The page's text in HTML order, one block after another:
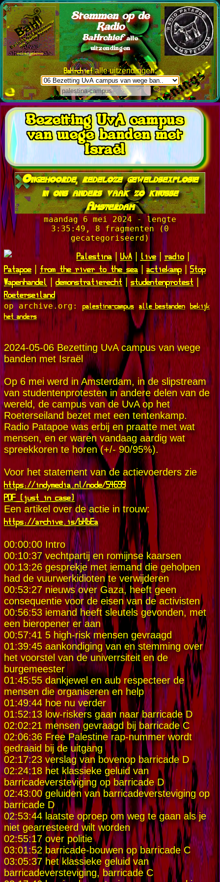
Stemmen op de
Radio
BaHrchief alle
uitzendingen
BaHrchiefalle uitzendingen:
Bezetting UvA campus
van wege banden met
Israël
Ongehoorde, redeloze geweldsexplosie
in ons anders vaak zo knusse
Amsterdam
maandag 6 mei 2024 - lengte
3:35:49, 8 fragmenten (0
gecategoriseerd)
Palestina|UvA| live|radio|
Patapoe| from the river to the sea | actiekamp| Stop
Wapenhandel
demonstratierecht|studentenprotest
Roeterseiland
op archive.org: palestina-campus alle bestanden bekijk
het anders
2024-05-06 Bezetting UvA campus van wege
banden met Israël
Op 6 mei werd in Amsterdam, in de slipstream
van studentenprotesten in andere delen van de
wereld, de campus van de UvA op het
Roeterseiland bezet met een tentenkamp.
Radio Patapoe was erbij en praatte met wat
mensen, en er waren vandaag aardig wat
spreekkoren te horen (+/- 90/95%).
Voor het statement van de actievoerders zie
https://indymedia.nl/node/54699
PDF (just in case)
Een artikel over de actie in trouw:
https://archive.is/bKbEa
00:00:00 Intro
00:10:37 vechtpartij en romijnse kaarsen
00:13:26 gesprekje met iemand die geholpen
had de vuurwerkidioten te verwijderen
00:53:27 nieuws over Gaza, heeft geen
consequentie voor de eisen van de activisten
00:56:53 iemand heeft sleutels gevonden, met
een bieropener er aan
00:57:41 5 high-risk mensen gevraagd
01:39:45 aankondiging van en stemming over
het voorstel van de univerrsiteit en de
burgemeester
01:45:55 dankjewel en aub respecteer de
mensen die organiseren en help
01:49:44 hoe nu verder
01:52:13 low-riskers gaan naar barricade D
02:02:21 mensen gevraagd bij barricade C
02:06:36 Free Palestine rap-nummer wordt
gedraaid bij de uitgang
02:17:23 verslag van bovenop barricade D
02:24:18 het klassieke geluid van
barricadeversteviging op barricade D
02:43:00 geluiden van barricadeversteviging op
barricade D
02:53:44 laatste oproep om weg te gaan als je
niet gearresteerd wilt worden
02:55:17 over politie
03:01:52 barricade-bouwen op barricade C
03:05:37 het klassieke geluid van
barricadeversteviging, barricade C